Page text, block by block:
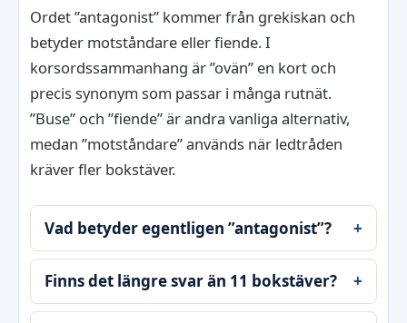
Ordet ”antagonist” kommer från grekiskan och
betyder motståndare eller fiende. I
korsordssammanhang är ”ovän” en kort och
precis synonym som passar i många rutnät.
”Buse” och ”fiende” är andra vanliga alternativ,
medan ”motståndare” används när ledtråden
kräver fler bokstäver.
Vad betyder egentligen ”antagonist”?
Finns det längre svar än 11 bokstäver?